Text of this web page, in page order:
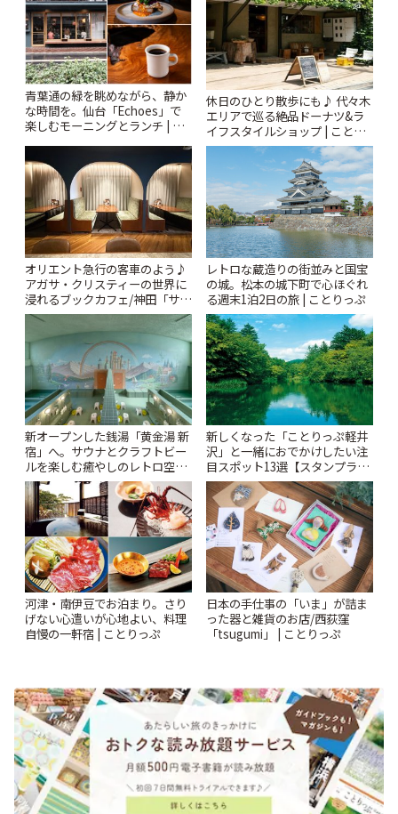
青葉通の緑を眺めながら、静か
な時間を。仙台「Echoes」で
楽しむモーニングとランチ | こ
休日のひとり散歩にも♪ 代々木
エリアで巡る絶品ドーナツ&ラ
イフスタイルショップ | ことり
っぷ
オリエント急行の客車のよう♪
アガサ・クリスティーの世界に
浸れるブックカフェ/神田「サロ
ンクリスティ」 | ことりっぷ
レトロな蔵造りの街並みと国宝
の城。松本の城下町で心ほぐれ
る週末1泊2日の旅 | ことりっぷ
新オープンした銭湯「黄金湯 新
宿」へ。サウナとクラフトビー
ルを楽しむ癒やしのレトロ空間
| ことりっぷ
新しくなった「ことりっぷ軽井
沢」と一緒におでかけしたい注
目スポット13選【スタンプラリ
ー開催中】 | ことりっぷ
河津・南伊豆でお泊まり。さり
げない心遣いが心地よい、料理
自慢の一軒宿 | ことりっぷ
日本の手仕事の「いま」が詰ま
った器と雑貨のお店/西荻窪
「tsugumi」 | ことりっぷ